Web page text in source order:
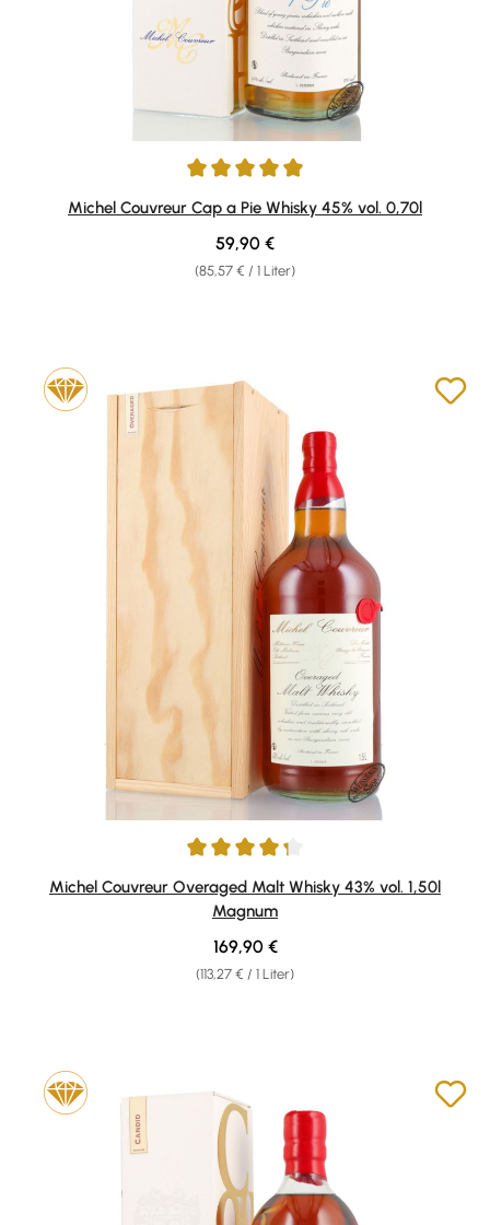
Durchschnittliche Bewertung von 5 von 5 Sternen
Michel Couvreur Cap a Pie Whisky 45% vol. 0,70l
(85,57 € / 1 Liter)
Regulärer Preis:
59,90 €
Durchschnittliche Bewertung von 4.33 von 5 Sternen
Michel Couvreur Overaged Malt Whisky 43% vol. 1,50l
Magnum
(113,27 € / 1 Liter)
Regulärer Preis:
169,90 €